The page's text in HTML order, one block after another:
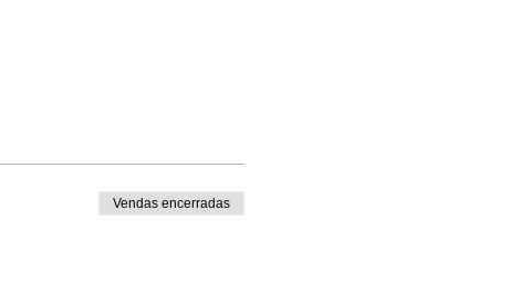
Vendas encerradas